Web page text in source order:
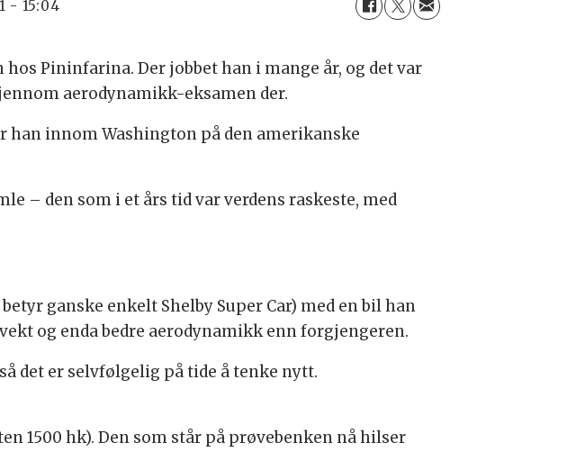
- 15:04
Pininfarina. Der jobbet han i mange år, og det var
aerodynamikk-eksamen der.
han innom Washington på den amerikanske
– den som i et års tid var verdens raskeste, med
ganske enkelt Shelby Super Car) med en bil han
og enda bedre aerodynamikk enn forgjengeren.
det er selvfølgelig på tide å tenke nytt.
1500 hk). Den som står på prøvebenken nå hilser